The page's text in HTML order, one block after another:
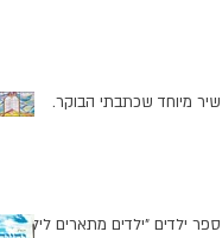
שיר מיוחד שכתבתי הבוקר.
ספר ילדים "ילדים מתארים לילד